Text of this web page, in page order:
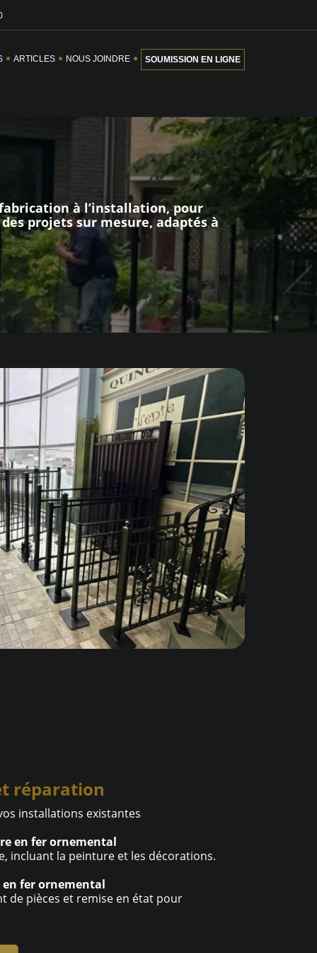
ARTICLES NOUS JOINDRE SOUMISSION EN LIGNE
à l’installation, pour
projets sur mesure, adaptés à
réparation
installations existantes
en fer ornemental
incluant la peinture et les décorations.
fer ornemental
de pièces et remise en état pour